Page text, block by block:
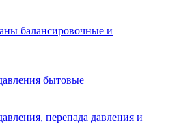
балансировочные и
бытовые
перепада давления и